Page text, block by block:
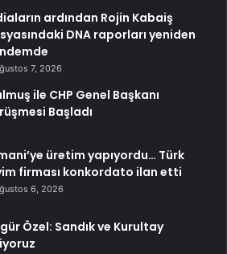
ardından Rojin Kabaiş
DNA raporları yeniden
7, 2026
ile CHP Genel Başkanı
Başladı
üretim yapıyordu… Türk
firması konkordato ilan etti
6, 2026
Özel: Sandık ve Kurultay